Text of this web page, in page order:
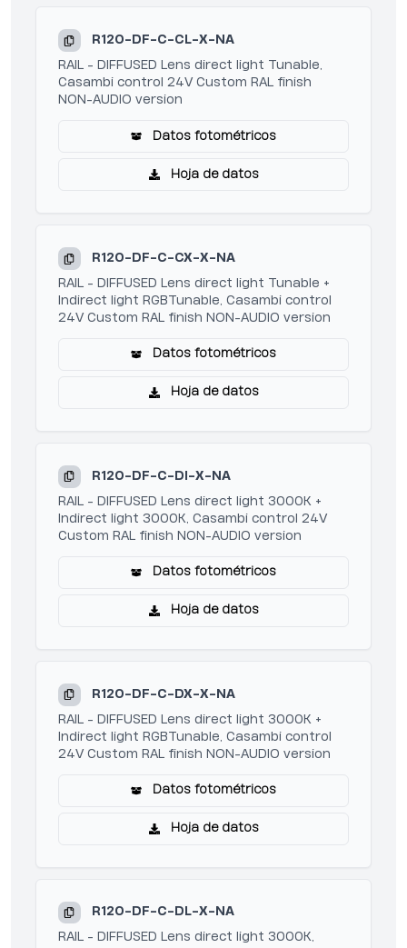
R120-DF-C-CL-X-NA
RAIL - DIFFUSED Lens direct light Tunable,
Casambi control 24V Custom RAL finish
NON-AUDIO version
Datos fotométricos
Hoja de datos
R120-DF-C-CX-X-NA
RAIL - DIFFUSED Lens direct light Tunable +
Indirect light RGBTunable, Casambi control
24V Custom RAL finish NON-AUDIO version
Datos fotométricos
Hoja de datos
R120-DF-C-DI-X-NA
RAIL - DIFFUSED Lens direct light 3000K +
Indirect light 3000K, Casambi control 24V
Custom RAL finish NON-AUDIO version
Datos fotométricos
Hoja de datos
R120-DF-C-DX-X-NA
RAIL - DIFFUSED Lens direct light 3000K +
Indirect light RGBTunable, Casambi control
24V Custom RAL finish NON-AUDIO version
Datos fotométricos
Hoja de datos
R120-DF-C-DL-X-NA
RAIL - DIFFUSED Lens direct light 3000K,